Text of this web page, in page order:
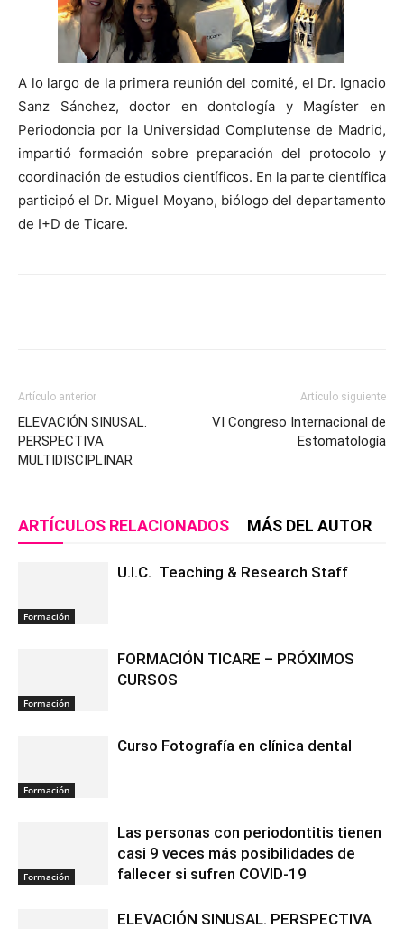
A lo largo de la primera reunión del comité, el Dr. Ignacio
Sanz Sánchez, doctor en dontología y Magíster en
Periodoncia por la Universidad Complutense de Madrid,
impartió formación sobre preparación del protocolo y
coordinación de estudios científicos. En la parte científica
participó el Dr. Miguel Moyano, biólogo del departamento
de I+D de Ticare.
Artículo anterior
ELEVACIÓN SINUSAL.
PERSPECTIVA
MULTIDISCIPLINAR
Artículo siguiente
VI Congreso Internacional de
Estomatología
ARTÍCULOS RELACIONADOS MÁS DEL AUTOR
Formación
U.I.C. Teaching & Research Staff
Formación
FORMACIÓN TICARE – PRÓXIMOS
CURSOS
Formación
Curso Fotografía en clínica dental
Formación
Las personas con periodontitis tienen
casi 9 veces más posibilidades de
fallecer si sufren COVID-19
ELEVACIÓN SINUSAL. PERSPECTIVA